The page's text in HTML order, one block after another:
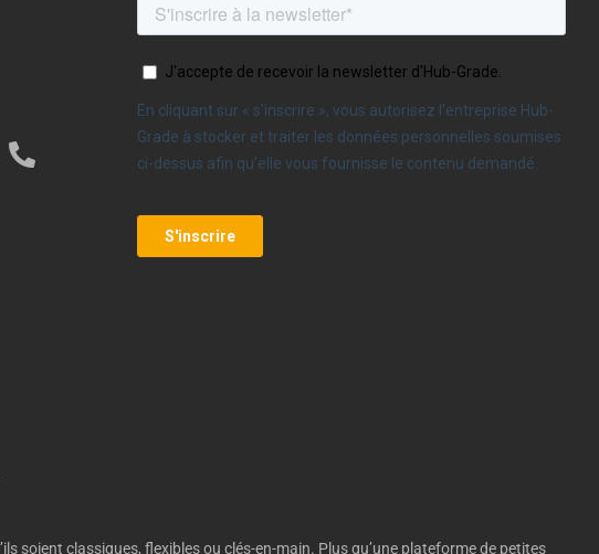
soient classiques, flexibles ou clés-en-main. Plus qu’une plateforme de petites